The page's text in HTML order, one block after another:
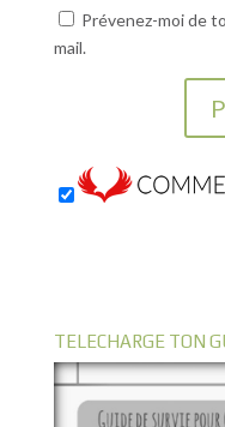
Prévenez-moi de
mail.
TELECHARGE TON